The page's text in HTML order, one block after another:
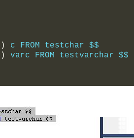
)
c FROM testchar $$
)
varc FROM testvarchar $$